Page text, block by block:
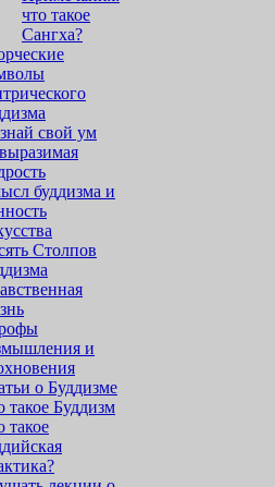
что такое
Сангха?
свой ум
буддизма и
Столпов
и
о Буддизме
такое Буддизм
такое